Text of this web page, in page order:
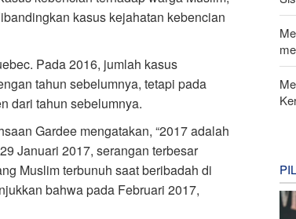
kasus kejahatan kebencian
Pada 2016, jumlah kasus
tahun sebelumnya, tetapi pada
dari tahun sebelumnya.
Gardee mengatakan, “2017 adalah
Januari 2017, serangan terbesar
Muslim terbunuh saat beribadah di
bahwa pada Februari 2017,